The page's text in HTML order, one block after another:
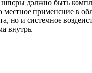
шпоры должно быть
местное применение в
но и системное
внутрь.